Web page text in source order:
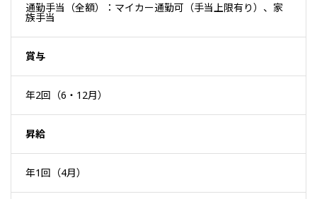
通勤手当（全額）：マイカー通勤可（手当上限有り）、家
族手当
賞与
年2回（6・12月）
昇給
年1回（4月）